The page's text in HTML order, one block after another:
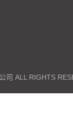
司 ALL RIGHTS